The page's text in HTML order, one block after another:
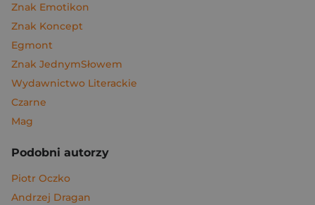
Znak Emotikon
Znak Koncept
Egmont
Znak JednymSłowem
Wydawnictwo Literackie
Czarne
Mag
Podobni autorzy
Piotr Oczko
Andrzej Dragan